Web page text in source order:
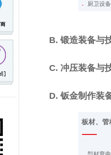
厨卫设
军工与
日用品
燃气用
吸排抽
建筑装
B. 锻造装备与
C. 冲压装备与
D. 钣金制作装
板材、